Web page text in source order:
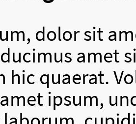
dolor sit
amet
hic quaerat.
ipsum,